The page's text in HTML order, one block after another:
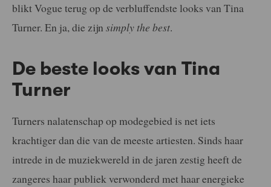
blikt Vogue terug op de verbluffendste looks van Tina
Turner. En ja, die zijn simply the best.
De beste looks van Tina
Turner
Turners nalatenschap op modegebied is net iets
krachtiger dan die van de meeste artiesten. Sinds haar
intrede in de muziekwereld in de jaren zestig heeft de
zangeres haar publiek verwonderd met haar energieke